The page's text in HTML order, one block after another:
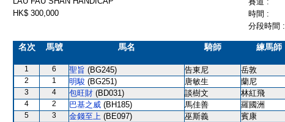
HK$ 300,000
時間 :
分段時間 :
名次 馬號 馬名 騎師 練馬師
1 6 聖旨 (BG245) 告東尼 岳敦
2
1 明駿 (BG251) 唐敏生 蘭尼
3
4 包旺財 (BD031) 談樹文 林紅飛
4
2 巴基之威 (BH185) 馬佳善 羅國洲
5
3 金錢至上 (BE097) 巫斯義 賓康